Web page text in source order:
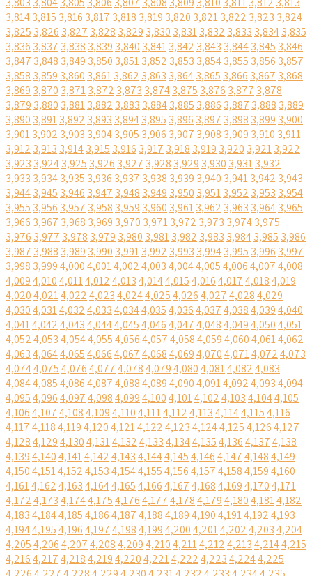
3,8143,815 3,816 3,817 3,818 3,819 3,820 3,8213,822 3,823 3,824
3,825 3,826 3,827 3,828 3,829 3,830 3,8313,832 3,833 3,8343,835
3,836 3,837 3,838 3,839 3,840 3,8413,842 3,843 3,8443,845 3,846
3,847 3,848 3,849 3,850 3,8513,852 3,853 3,8543,855 3,856 3,857
3,858 3,859 3,860 3,8613,862 3,863 3,8643,865 3,866 3,867 3,868
3,869 3,870 3,8713,872 3,873 3,8743,875 3,876 3,877 3,878
3,879 3,880 3,8813,882 3,883 3,8843,885 3,886 3,887 3,888 3,889
3,890 3,8913,892 3,893 3,8943,895 3,896 3,897 3,898 3,899 3,900
3,9013,902 3,903 3,9043,905 3,906 3,907 3,908 3,909 3,910 3,911
3,912 3,913 3,9143,915 3,916 3,917 3,918 3,919 3,920 3,9213,922
3,923 3,9243,925 3,926 3,927 3,928 3,929 3,930 3,9313,932
3,933 3,9343,935 3,936 3,937 3,938 3,939 3,940 3,9413,942 3,943
3,9443,945 3,946 3,947 3,948 3,949 3,950 3,9513,952 3,953 3,954
3,955 3,956 3,957 3,958 3,959 3,960 3,9613,962 3,963 3,9643,965
3,966 3,967 3,968 3,969 3,970 3,9713,972 3,973 3,9743,975
3,976 3,977 3,978 3,979 3,980 3,9813,982 3,983 3,9843,985 3,986
3,987 3,988 3,989 3,990 3,9913,992 3,993 3,9943,995 3,996 3,997
3,998 3,9994,0004,0014,0024,0034,0044,0054,0064,0074,008
4,0094,0104,0114,0124,0134,0144,0154,0164,0174,0184,019
4,0204,0214,0224,0234,0244,0254,0264,0274,0284,029
4,0304,0314,0324,0334,0344,0354,0364,0374,0384,0394,040
4,0414,0424,0434,0444,0454,0464,0474,0484,0494,0504,051
4,0524,0534,0544,0554,0564,0574,0584,0594,0604,0614,062
4,0634,0644,0654,0664,0674,0684,0694,0704,0714,0724,073
4,0744,0754,0764,0774,0784,0794,0804,0814,0824,083
4,0844,0854,0864,0874,0884,0894,0904,0914,0924,0934,094
4,0954,0964,0974,0984,0994,1004,1014,1024,1034,1044,105
4,1064,1074,1084,1094,1104,1114,1124,1134,1144,1154,116
4,1174,1184,1194,1204,1214,1224,1234,1244,1254,1264,127
4,1284,1294,1304,1314,1324,1334,1344,1354,1364,1374,138
4,1394,1404,1414,1424,1434,1444,1454,1464,1474,1484,149
4,1504,1514,1524,1534,1544,1554,1564,1574,1584,1594,160
4,1614,1624,1634,1644,1654,1664,1674,1684,1694,1704,171
4,1724,1734,1744,1754,1764,1774,1784,1794,1804,1814,182
4,1834,1844,1854,1864,1874,1884,1894,1904,1914,1924,193
4,1944,1954,1964,1974,1984,1994,2004,2014,2024,2034,204
4,2054,2064,2074,2084,2094,2104,2114,2124,2134,2144,215
4,2164,2174,2184,2194,2204,2214,2224,2234,2244,225